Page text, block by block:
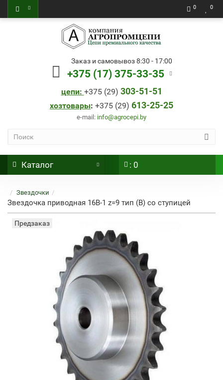
0 0
Заказ и самовывоз 8:30 - 17:00
+375 (17) 375-33-35
цепи: +375 (29) 303-51-51
хозтовары: +375 (29) 613-25-25
e-mail: info@agrocepi.by
Каталог : 0
Звездочки
Звездочка приводная 16B-1 z=9 тип (В) со ступицей
Предзаказ